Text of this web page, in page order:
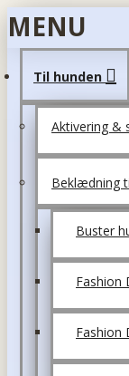
MENU
Til hunden
Aktivering &
Beklædning
Buster
Fashion
Fashion